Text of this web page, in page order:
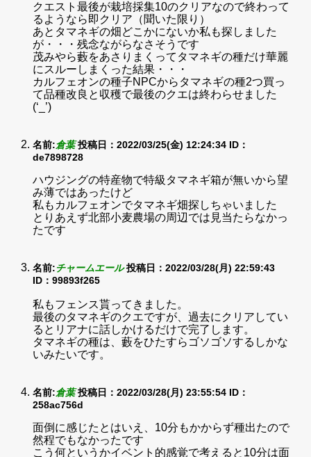
クエスト最後が栽培採集10のクリアなので終わって
るようなら即クリア（聞いた限り）
あとタマネギの畑どこかにないか私も探しました
が・・・残念ながらなさそうです
茂みやら藪をあさりまくってタマネギの種だけ華麗
にスルーしまくった結果・・・
カルフェオンの種子NPCからタマネギの種2つ買っ
て品種改良と収穫で最後のクエは終わらせました
(‘_’)
名前:倉葉 投稿日：2022/03/25(金) 12:24:34 ID：
de7898728
ハウジングの特産物で特級タマネギ箱が無いから望
み薄ではあったけど
私もカルフェオンでタマネギ畑探しちゃいました
とりあえず北部小麦農場の周辺では見当たらなかっ
たです
名前:チャームエール 投稿日：2022/03/28(月) 22:59:43
ID：99893f265
私もフェンス貰ってきました。
最後のタマネギのクエですが、過去にクリアしてい
るとリアナに話しかけるだけで完了します。
タマネギの種は、藪をひたすらゴソゴソするしかな
いみたいです。
名前:倉葉 投稿日：2022/03/28(月) 23:55:54 ID：
258ac756d
面倒に感じたとはいえ、10分もかからず種出たので
然程でもなかったです
こう何というかイベント的感覚で考えると10分は面